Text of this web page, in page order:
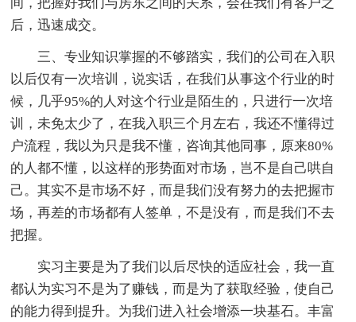
后，迅速成交。
三、专业知识掌握的不够踏实，我们的公司在入职
以后仅有一次培训，说实话，在我们从事这个行业的时
候，几乎95%的人对这个行业是陌生的，只进行一次培
训，未免太少了，在我入职三个月左右，我还不懂得过
户流程，我以为只是我不懂，咨询其他同事，原来80%
的人都不懂，以这样的形势面对市场，岂不是自己哄自
己。其实不是市场不好，而是我们没有努力的去把握市
场，再差的市场都有人签单，不是没有，而是我们不去
把握。
实习主要是为了我们以后尽快的适应社会，我一直
都认为实习不是为了赚钱，而是为了获取经验，使自己
的能力得到提升。为我们进入社会增添一块基石。丰富